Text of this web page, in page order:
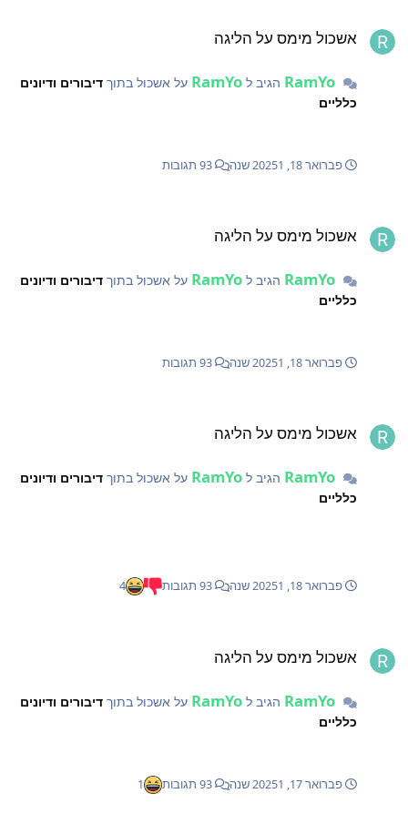
אשכול מימס על הליגה
RamYo הגיב ל RamYo על אשכול בתוך דיבורים ודיונים
כלליים
פברואר 18, 2025 1 שנה
אשכול מימס על הליגה
RamYo הגיב ל RamYo על אשכול בתוך דיבורים ודיונים
כלליים
פברואר 18, 2025 1 שנה
אשכול מימס על הליגה
RamYo הגיב ל RamYo על אשכול בתוך דיבורים ודיונים
כלליים
פברואר 18, 2025 1 שנה 4
אשכול מימס על הליגה
RamYo הגיב ל RamYo על אשכול בתוך דיבורים ודיונים
כלליים
פברואר 17, 2025 1 שנה 1